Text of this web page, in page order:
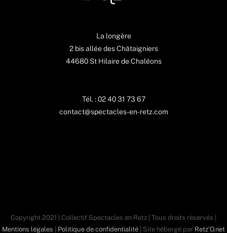
La longère
2 bis allée des Châtaigniers
44680 St Hilaire de Chaléons
Tél. : 02 40 31 73 67
contact@spectacles-en-retz.com
Copyright 2021 | Collectif Spectacles en Retz | Tous droits réservés |
Mentions légales
Politique de confidentialité | Site hébergé par Retz'O.net